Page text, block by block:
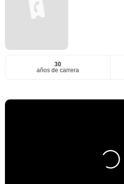
30
años de carrera